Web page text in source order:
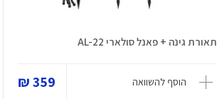
תאורת גינה + פאנל סולארי AL-22
הוסף להשוואה 359 ₪